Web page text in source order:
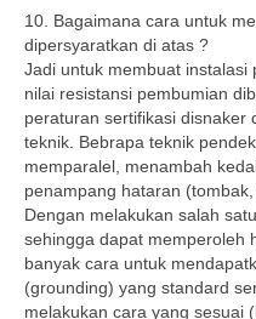
10. Bagaimana cara untuk
dipersyaratkan di atas ?
Jadi untuk membuat
nilai resistansi pembumian
peraturan sertifikasi disnaker
teknik. Bebrapa teknik
memparalel, menambah
penampang hataran
Dengan melakukan salah
sehingga dapat memperoleh
banyak cara untuk
(grounding) yang standard
melakukan cara yang sesuai